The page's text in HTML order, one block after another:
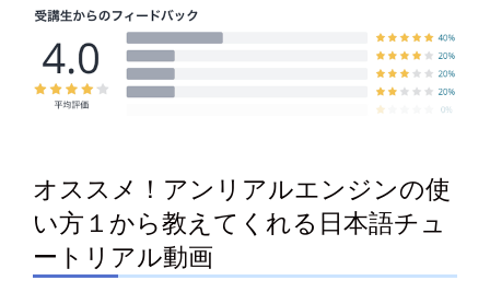
オススメ！アンリアルエンジンの使
い方１から教えてくれる日本語チュ
ートリアル動画